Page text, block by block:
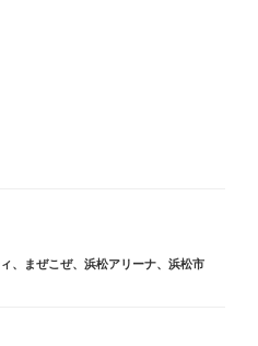
、 まぜこぜ、 浜松アリーナ、 浜松市